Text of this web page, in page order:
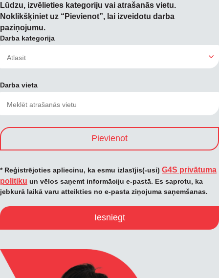
Lūdzu, izvēlieties kategoriju vai atrašanās vietu.
Noklikšķiniet uz “Pievienot”, lai izveidotu darba
paziņojumu.
Darba kategorija
Darba vieta
Pievienot
* Reģistrējoties apliecinu, ka esmu izlasījis(-usi) G4S privātuma
politiku un vēlos saņemt informāciju e-pastā. Es saprotu, ka
jebkurā laikā varu atteikties no e-pasta ziņojuma saņemšanas.
Iesniegt